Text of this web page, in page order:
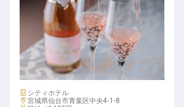
宴会調理スタッフ
施設業態
シティホテル
勤務地
宮城県仙台市青葉区中央4-1-8